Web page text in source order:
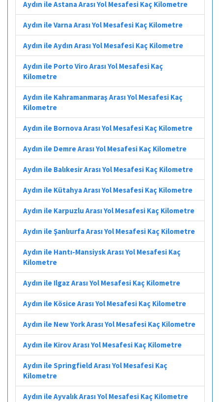
Aydın ile Astana Arası Yol Mesafesi Kaç Kilometre
Aydın ile Varna Arası Yol Mesafesi Kaç Kilometre
Aydın ile Aydın Arası Yol Mesafesi Kaç Kilometre
Aydın ile Porto Viro Arası Yol Mesafesi Kaç
Kilometre
Aydın ile Kahramanmaraş Arası Yol Mesafesi Kaç
Kilometre
Aydın ile Bornova Arası Yol Mesafesi Kaç Kilometre
Aydın ile Demre Arası Yol Mesafesi Kaç Kilometre
Aydın ile Balıkesir Arası Yol Mesafesi Kaç Kilometre
Aydın ile Kütahya Arası Yol Mesafesi Kaç Kilometre
Aydın ile Karpuzlu Arası Yol Mesafesi Kaç Kilometre
Aydın ile Şanlıurfa Arası Yol Mesafesi Kaç Kilometre
Aydın ile Hantı-Mansiysk Arası Yol Mesafesi Kaç
Kilometre
Aydın ile Ilgaz Arası Yol Mesafesi Kaç Kilometre
Aydın ile Kösice Arası Yol Mesafesi Kaç Kilometre
Aydın ile New York Arası Yol Mesafesi Kaç Kilometre
Aydın ile Kirov Arası Yol Mesafesi Kaç Kilometre
Aydın ile Springfield Arası Yol Mesafesi Kaç
Kilometre
Aydın ile Ayvalık Arası Yol Mesafesi Kaç Kilometre